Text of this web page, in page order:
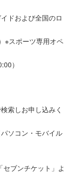
ドおよび全国のロ
※スポーツ専用オペ
）
索しお申し込みく
パソコン・モバイル
ブンチケット」よ